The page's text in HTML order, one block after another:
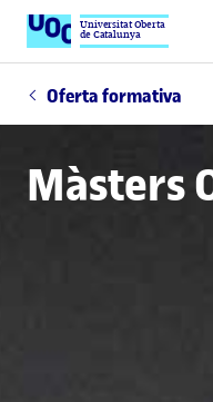
Universitat Oberta
de Catalunya
Oferta formativa
Màsters